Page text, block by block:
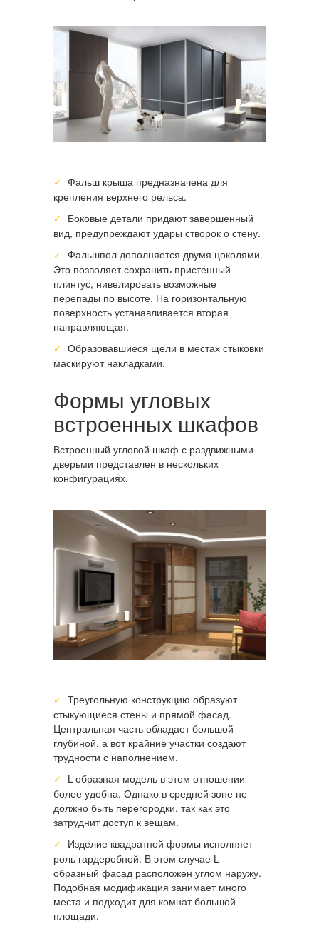
Фальш крыша предназначена для
крепления верхнего рельса.
Боковые детали придают завершенный
вид, предупреждают удары створок о стену.
Фальшпол дополняется двумя цоколями.
Это позволяет сохранить пристенный
плинтус, нивелировать возможные
перепады по высоте. На горизонтальную
поверхность устанавливается вторая
направляющая.
Образовавшиеся щели в местах стыковки
маскируют накладками.
Формы угловых
встроенных шкафов
Встроенный угловой шкаф с раздвижными
дверьми представлен в нескольких
конфигурациях.
Треугольную конструкцию образуют
стыкующиеся стены и прямой фасад.
Центральная часть обладает большой
глубиной, а вот крайние участки создают
трудности с наполнением.
L-образная модель в этом отношении
более удобна. Однако в средней зоне не
должно быть перегородки, так как это
затруднит доступ к вещам.
Изделие квадратной формы исполняет
роль гардеробной. В этом случае L-
образный фасад расположен углом наружу.
Подобная модификация занимает много
места и подходит для комнат большой
площади.